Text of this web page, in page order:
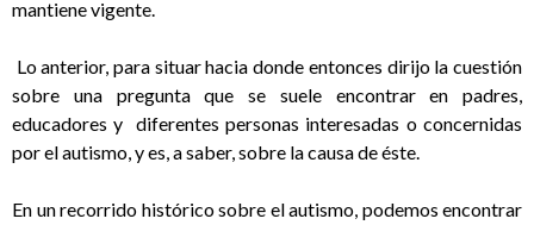
mantiene vigente.
Lo anterior, para situar hacia donde entonces dirijo la cuestión
sobre una pregunta que se suele encontrar en padres,
educadores y diferentes personas interesadas o concernidas
por el autismo, y es, a saber, sobre la causa de éste.
En un recorrido histórico sobre el autismo, podemos encontrar